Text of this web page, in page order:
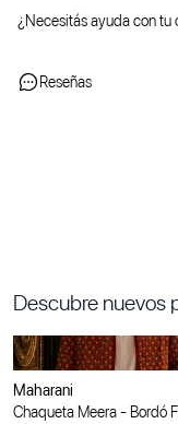
¿Necesitás ayuda con tu
Reseñas
Descubre nuevos
Maharani
Chaqueta Meera - Bordó